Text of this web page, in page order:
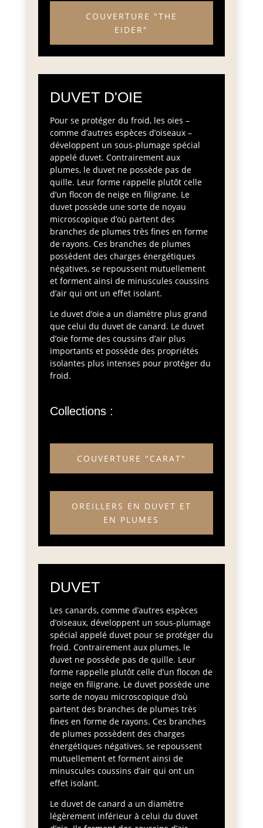
COUVERTURE "THE
EIDER"
DUVET D'OIE
Pour se protéger du froid, les oies –
comme d’autres espèces d’oiseaux –
développent un sous-plumage spécial
appelé duvet. Contrairement aux
plumes, le duvet ne possède pas de
quille. Leur forme rappelle plutôt celle
d’un flocon de neige en filigrane. Le
duvet possède une sorte de noyau
microscopique d’où partent des
branches de plumes très fines en forme
de rayons. Ces branches de plumes
possèdent des charges énergétiques
négatives, se repoussent mutuellement
et forment ainsi de minuscules coussins
d’air qui ont un effet isolant.
Le duvet d’oie a un diamètre plus grand
que celui du duvet de canard. Le duvet
d’oie forme des coussins d’air plus
importants et possède des propriétés
isolantes plus intenses pour protéger du
froid.
Collections :
COUVERTURE "CARAT"
OREILLERS EN DUVET ET
EN PLUMES
DUVET
Les canards, comme d’autres espèces
d’oiseaux, développent un sous-plumage
spécial appelé duvet pour se protéger du
froid. Contrairement aux plumes, le
duvet ne possède pas de quille. Leur
forme rappelle plutôt celle d’un flocon de
neige en filigrane. Le duvet possède une
sorte de noyau microscopique d’où
partent des branches de plumes très
fines en forme de rayons. Ces branches
de plumes possèdent des charges
énergétiques négatives, se repoussent
mutuellement et forment ainsi de
minuscules coussins d’air qui ont un
effet isolant.
Le duvet de canard a un diamètre
légèrement inférieur à celui du duvet